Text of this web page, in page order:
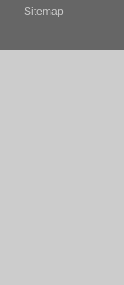
Sitemap